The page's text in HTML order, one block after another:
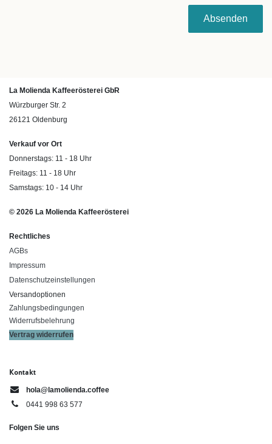
Absenden
La Molienda Kaffeerösterei GbR
Würzburger Str. 2
26121 Oldenburg
Verkauf vor Ort
Donnerstags: 11 - 18 Uhr
Freitags: 11 - 18 Uhr
Samstags: 10 - 14 Uhr
© 2026 La Molienda Kaffeerösterei
Rechtliches
AGBs
Impressum
Datenschutzeinstellungen
Versandoptionen
Zahlungsbedingungen
Widerrufsbelehrung
Vertrag widerrufen
Kontakt
hola@lamolienda.coffee
0441 998 63 577
Folgen Sie uns